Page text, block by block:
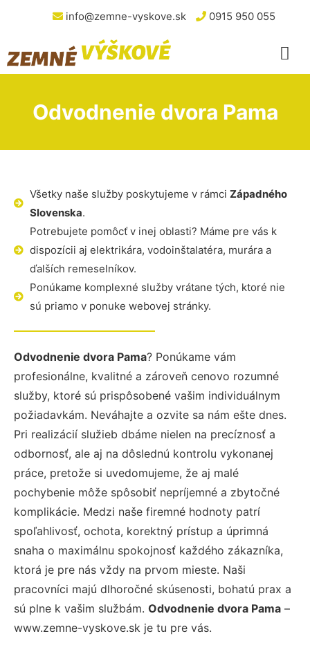
info@zemne-vyskove.sk 0915 950 055
Odvodnenie dvora Pama
Všetky naše služby poskytujeme v rámci Západného
Slovenska.
Potrebujete pomôcť v inej oblasti? Máme pre vás k
dispozícii aj elektrikára, vodoinštalatéra, murára a
ďalších remeselníkov.
Ponúkame komplexné služby vrátane tých, ktoré nie
sú priamo v ponuke webovej stránky.
Odvodnenie dvora Pama? Ponúkame vám
profesionálne, kvalitné a zároveň cenovo rozumné
služby, ktoré sú prispôsobené vašim individuálnym
požiadavkám. Neváhajte a ozvite sa nám ešte dnes.
Pri realizácií služieb dbáme nielen na precíznosť a
odbornosť, ale aj na dôslednú kontrolu vykonanej
práce, pretože si uvedomujeme, že aj malé
pochybenie môže spôsobiť nepríjemné a zbytočné
komplikácie. Medzi naše firemné hodnoty patrí
spoľahlivosť, ochota, korektný prístup a úprimná
snaha o maximálnu spokojnosť každého zákazníka,
ktorá je pre nás vždy na prvom mieste. Naši
pracovníci majú dlhoročné skúsenosti, bohatú prax a
sú plne k vašim službám. Odvodnenie dvora Pama –
www.zemne-vyskove.sk je tu pre vás.